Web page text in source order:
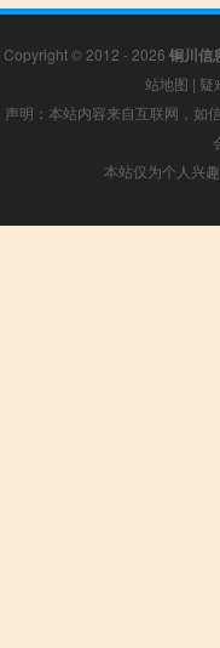
Copyright © 2012 - 2026 铜川信
站地图 | 疑
声明：本站内容来自互联网，如
本站仅为个人兴